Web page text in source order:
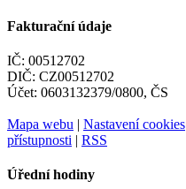
Fakturační údaje
IČ: 00512702
DIČ: CZ00512702
Účet: 0603132379/0800, ČS
Mapa webu | Nastavení cookies
přístupnosti | RSS
Úřední hodiny